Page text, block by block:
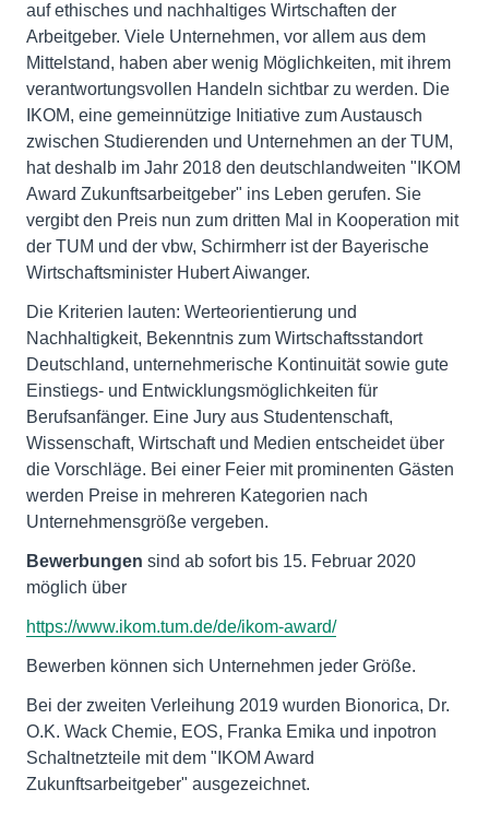
auf ethisches und nachhaltiges Wirtschaften der
Arbeitgeber. Viele Unternehmen, vor allem aus dem
Mittelstand, haben aber wenig Möglichkeiten, mit ihrem
verantwortungsvollen Handeln sichtbar zu werden. Die
IKOM, eine gemeinnützige Initiative zum Austausch
zwischen Studierenden und Unternehmen an der TUM,
hat deshalb im Jahr 2018 den deutschlandweiten "IKOM
Award Zukunftsarbeitgeber" ins Leben gerufen. Sie
vergibt den Preis nun zum dritten Mal in Kooperation mit
der TUM und der vbw, Schirmherr ist der Bayerische
Wirtschaftsminister Hubert Aiwanger.
Die Kriterien lauten: Werteorientierung und
Nachhaltigkeit, Bekenntnis zum Wirtschaftsstandort
Deutschland, unternehmerische Kontinuität sowie gute
Einstiegs- und Entwicklungsmöglichkeiten für
Berufsanfänger. Eine Jury aus Studentenschaft,
Wissenschaft, Wirtschaft und Medien entscheidet über
die Vorschläge. Bei einer Feier mit prominenten Gästen
werden Preise in mehreren Kategorien nach
Unternehmensgröße vergeben.
Bewerbungen sind ab sofort bis 15. Februar 2020
möglich über
https://www.ikom.tum.de/de/ikom-award/
Bewerben können sich Unternehmen jeder Größe.
Bei der zweiten Verleihung 2019 wurden Bionorica, Dr.
O.K. Wack Chemie, EOS, Franka Emika und inpotron
Schaltnetzteile mit dem "IKOM Award
Zukunftsarbeitgeber" ausgezeichnet.